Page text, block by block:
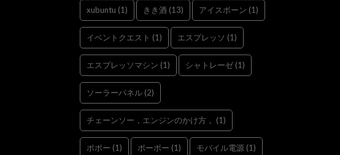
xubuntu (1) きき酒(13) アイスボーン (1)
イベントクエスト (1) エスプレッソ (1)
エスプレッソマシン (1) シャトレーゼ(1)
ソーラーパネル(2)
チェーンソー，エンジンのかけ方， (1)
ポポー (1) ポーポー (1) モバイル電源(1)